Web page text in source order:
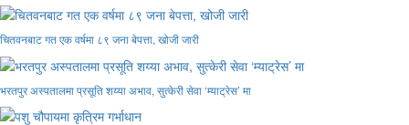
चितवनबाट गत एक वर्षमा ८९ जना बेपत्ता, खोजी जारी
भरतपुर अस्पतालमा प्रसूति शय्या अभाव, सुत्केरी सेवा ‘म्याट्रेस’ मा